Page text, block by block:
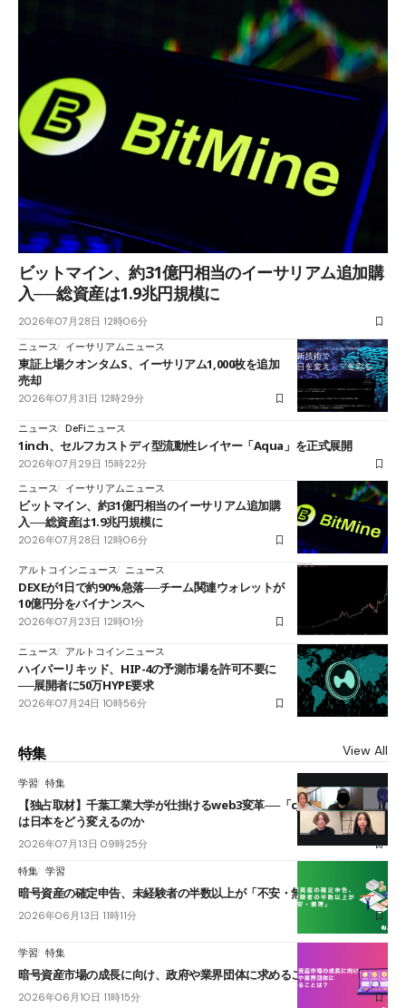
ビットマイン、約31億円相当のイーサリアム追加購
入──総資産は1.9兆円規模に
2026年07月28日 12時06分
ニュース
イーサリアムニュース
東証上場クオンタムS、イーサリアム1,000枚を追加
売却
2026年07月31日 12時29分
ニュース DeFiニュース
1inch、セルフカストディ型流動性レイヤー「Aqua」を正式展開
2026年07月29日 15時22分
ニュース
イーサリアムニュース
ビットマイン、約31億円相当のイーサリアム追加購
入──総資産は1.9兆円規模に
2026年07月28日 12時06分
アルトコインニュース ニュース
DEXEが1日で約90%急落──チーム関連ウォレットが
10億円分をバイナンスへ
2026年07月23日 12時01分
ニュース アルトコインニュース
ハイパーリキッド、HIP-4の予測市場を許可不要に
──展開者に50万HYPE要求
2026年07月24日 10時56分
特集 View All
学習 特集
【独占取材】千葉工業大学が仕掛けるweb3変革──「cJPY」とAIの融合
は日本をどう変えるのか
2026年07月13日 09時25分
特集 学習
暗号資産の確定申告、未経験者の半数以上が「不安・無理」
2026年06月13日 11時11分
学習 特集
暗号資産市場の成長に向け、政府や業界団体に求めることは？
2026年06月10日 11時15分